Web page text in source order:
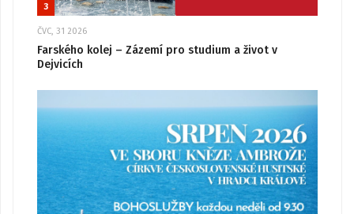
3
ČVC, 31 2026
Farského kolej – Zázemí pro studium a život v
Dejvicích